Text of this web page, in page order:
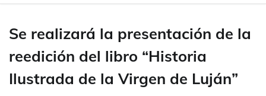
Se realizará la presentación de la
reedición del libro “Historia
Ilustrada de la Virgen de Luján”